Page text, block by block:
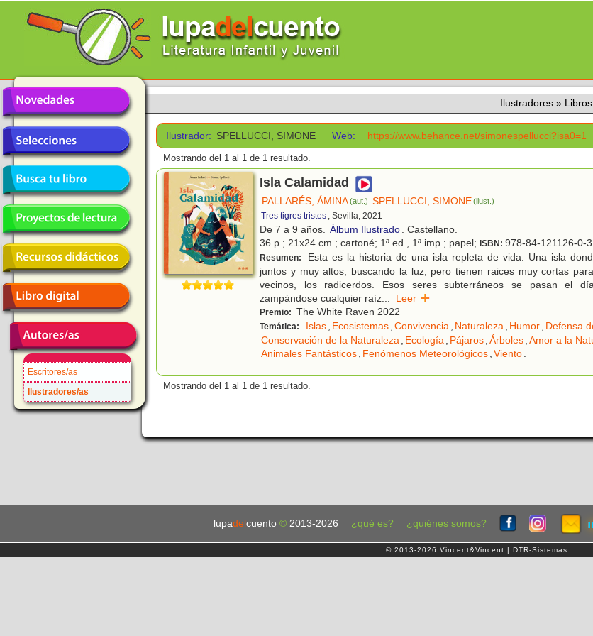
Escritores/as
Ilustradores/as
Ilustradores »
Ilustrador: SPELLUCCI, SIMONE Web: https://www.behance.net/simonespellucci?isa0=1
Mostrando del 1 al 1 de 1 resultado.
Isla Calamidad
PALLARÉS, ÁMINA(aut.) SPELLUCCI, SIMONE(ilust.)
Tres tigres tristes , Sevilla, 2021
De 7 a 9 años. Álbum Ilustrado. Castellano.
36 p.; 21x24 cm.; cartoné; 1ª ed., 1ª imp.; papel; ISBN: 978-84-121126-0-3
Resumen:
Esta es la historia de una isla repleta de vida. Una isla
juntos y muy altos, buscando la luz, pero tienen raices muy cortas
vecinos, los radicerdos. Esos seres subterráneos se pasan el
zampándose cualquier raíz... Leer
Premio: The White Raven 2022
Temática: Islas, Ecosistemas,Convivencia, Naturaleza, Humor, Defensa
Conservación de la Naturaleza, Ecología, Pájaros,Árboles,Amor a la
Animales Fantásticos, Fenómenos Meteorológicos,Viento.
Mostrando del 1 al 1 de 1 resultado.
lupadel cuento © 2013-2026 ¿qué es? ¿quiénes somos?
© 2013-2026 Vincent&Vincent | DTR-Sistemas